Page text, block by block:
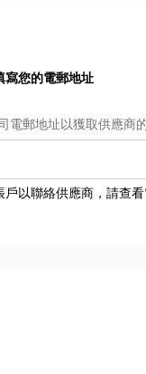
寫您的電郵地址
電郵地址以獲取供應商
以聯絡供應商，請查看